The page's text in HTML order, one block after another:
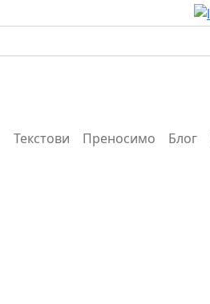
Текстови Преносимо Блог